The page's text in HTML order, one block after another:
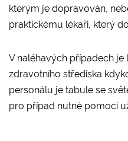
kterým je dopravován,
praktickému lékaři, který
V naléhavých případech je
zdravotního střediska
personálu je tabule se
pro případ nutné pomoci